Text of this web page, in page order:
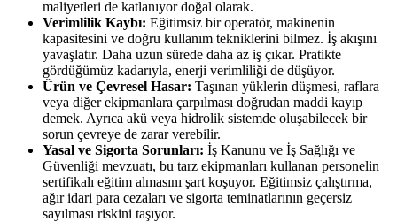
maliyetleri de katlanıyor doğal olarak.
Verimlilik Kaybı: Eğitimsiz bir operatör, makinenin
kapasitesini ve doğru kullanım tekniklerini bilmez. İş akışını
yavaşlatır. Daha uzun sürede daha az iş çıkar. Pratikte
gördüğümüz kadarıyla, enerji verimliliği de düşüyor.
Ürün ve Çevresel Hasar: Taşınan yüklerin düşmesi, raflara
veya diğer ekipmanlara çarpılması doğrudan maddi kayıp
demek. Ayrıca akü veya hidrolik sistemde oluşabilecek bir
sorun çevreye de zarar verebilir.
Yasal ve Sigorta Sorunları: İş Kanunu ve İş Sağlığı ve
Güvenliği mevzuatı, bu tarz ekipmanları kullanan personelin
sertifikalı eğitim almasını şart koşuyor. Eğitimsiz çalıştırma,
ağır idari para cezaları ve sigorta teminatlarının geçersiz
sayılması riskini taşıyor.